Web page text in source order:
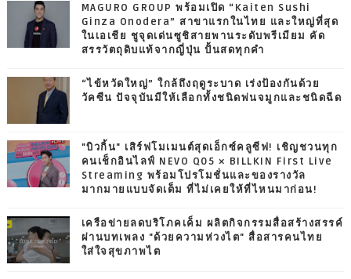
MAGURO GROUP พร้อมเปิด “Kaiten Sushi
Ginza Onodera” สาขาแรกในไทย และใหญ่ที่สุด
ในเอเชีย ชูจุดเด่นซูชิสายพานระดับพรีเมียม คัด
สรรวัตถุดิบแท้จากญี่ปุ่น ปั้นสดทุกคำ
“ไข้หวัดใหญ่” ใกล้ถึงฤดูระบาด เร่งป้องกันด้วย
วัคซีน ปัจจุบันมีให้เลือกทั้งชนิดพ่นจมูกและชนิดฉีด
"บิวกิ้น" เสิร์ฟโมเมนต์สุดเอ็กซ์คลูซีฟ! เชิญชวนทุก
คนเช็กอินไลฟ์ NEVO Q05 × BILLKIN First Live
Streaming พร้อมโปรโมชั่นและของรางวัล
มากมายแบบจัดเต็ม ที่ไม่เคยให้ที่ไหนมาก่อน!
เครือข่ายลดบริโภคเค็ม ผลิตกิจกรรมสื่อสร้างสรรค์
ผ่านบทเพลง "ด้วยความห่วงไต" สื่อสารคนไทย
ใส่ใจสุขภาพไต